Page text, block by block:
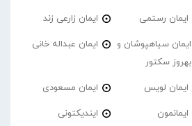
ایمان رستمی ایمان زارعی زند
ایمان سیاهپوشان و
بهروز سکتور
ایمان عبداله خانی
ایمان لویس ایمان مسعودی
ایمانمون ایندیکتونی